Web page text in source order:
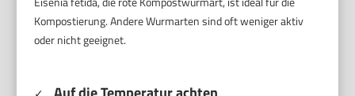
Kompostierung. Andere Wurmarten sind oft weniger aktiv
oder nicht geeignet.